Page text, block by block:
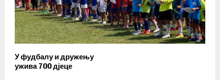
У фудбалу и дружењу
ужива 700 дјеце